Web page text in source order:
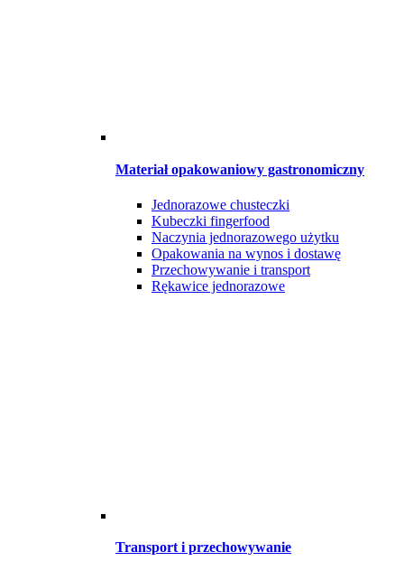
Materiał opakowaniowy gastronomiczny
Jednorazowe chusteczki
Kubeczki fingerfood
Naczynia jednorazowego użytku
Opakowania na wynos i dostawę
Przechowywanie i transport
Rękawice jednorazowe
Transport i przechowywanie